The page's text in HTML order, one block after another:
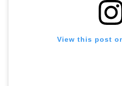
View this post